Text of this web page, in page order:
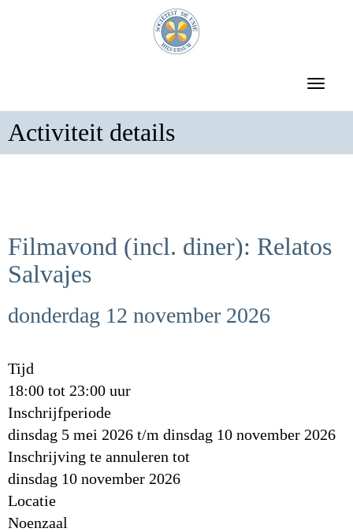
Toggle
Activiteit details
Filmavond (incl. diner): Relatos
Salvajes
donderdag 12 november 2026
Tijd
18:00 tot 23:00 uur
Inschrijfperiode
dinsdag 5 mei 2026 t/m dinsdag 10 november 2026
Inschrijving te annuleren tot
dinsdag 10 november 2026
Locatie
Noenzaal